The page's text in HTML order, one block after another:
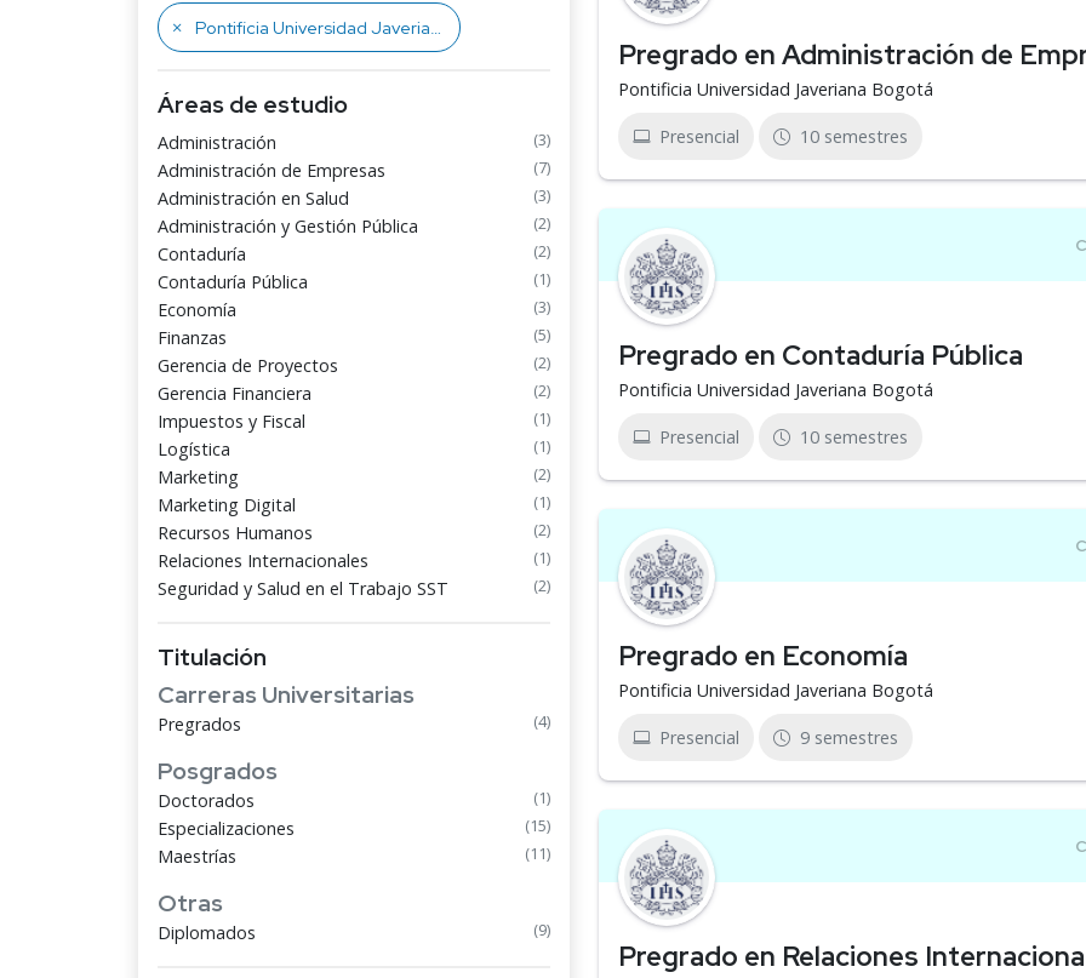
Pontificia Universidad Javeriana Bogotá
Áreas de estudio
Administración (3)
Administración de Empresas (7)
Administración en Salud (3)
Administración y Gestión Pública (2)
Contaduría (2)
Contaduría Pública (1)
Economía (3)
Finanzas (5)
Gerencia de Proyectos (2)
Gerencia Financiera (2)
Impuestos y Fiscal (1)
Logística (1)
Marketing (2)
Marketing Digital (1)
Recursos Humanos (2)
Relaciones Internacionales (1)
Seguridad y Salud en el Trabajo SST (2)
Titulación
Carreras Universitarias
Pregrados (4)
Posgrados
Doctorados (1)
Especializaciones (15)
Maestrías (11)
Otras
Diplomados (9)
Pregrado en Administración de
Pontificia Universidad Javeriana Bogotá
Presencial 10 semestres
Pregrado en Contaduría Pública
Pontificia Universidad Javeriana Bogotá
Presencial 10 semestres
Pregrado en Economía
Pontificia Universidad Javeriana Bogotá
Presencial 9 semestres
Pregrado en Relaciones